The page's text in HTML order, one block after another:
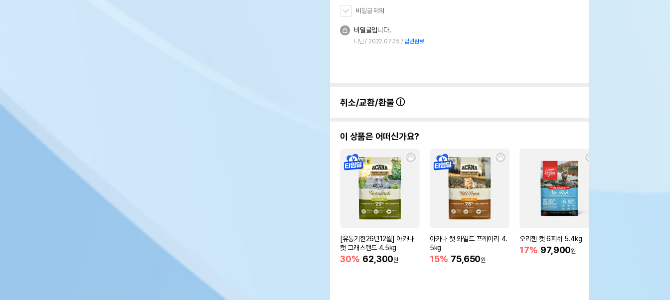
비밀글 제외
비밀글입니다.
니닌 2022.07.25 답변완료
취소/교환/환불
이 상품은 어떠신가요?
[유통기한26년12월] 아카나
캣 그래스랜드 4.5kg
30% 62,300원
아카나 캣 와일드 프레이리 4.
5kg
15% 75,650원
오리젠 캣 6피쉬 5.4kg
17% 97,900원